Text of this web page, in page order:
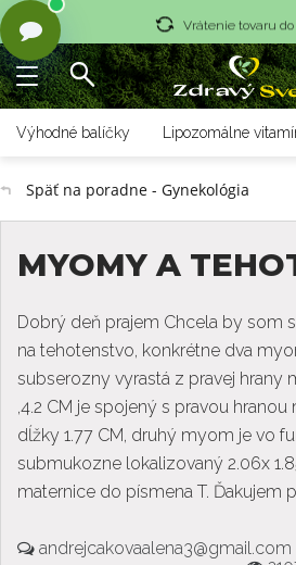
Vrátenie tovaru do
Rýchle dodanie
Výhodné balíčky Lipozomálne
Späť na poradne - Gynekológia
MYOMY A
Dobrý deň prajem Chcela by som
na tehotenstvo, konkrétne dva
subserozny vyrastá z pravej hrany
,4.2 CM je spojený s pravou
dĺžky 1.77 CM, druhý myom je vo
submukozne lokalizovaný 2.06x
maternice do písmena T. Ďakujem
andrejcakovaalena3@gmail.com